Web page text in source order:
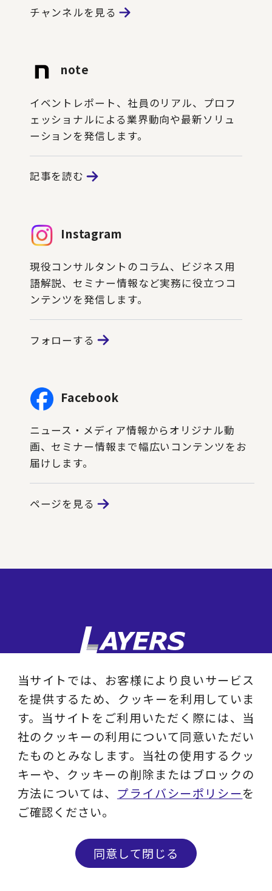
チャンネルを見る
note
イベントレポート、社員のリアル、プロフ
ェッショナルによる業界動向や最新ソリュ
ーションを発信します。
記事を読む
Instagram
現役コンサルタントのコラム、ビジネス用
語解説、セミナー情報など実務に役立つコ
ンテンツを発信します。
フォローする
Facebook
ニュース・メディア情報からオリジナル動
画、セミナー情報まで幅広いコンテンツをお
届けします。
ページを見る
企業情報
お知らせ
連載／寄稿／書籍
賢人倶楽部
コンサルティングサービス
当サイトでは、お客様により良いサービス
を提供するため、クッキーを利用していま
す。当サイトをご利用いただく際には、当
社のクッキーの利用について同意いただい
たものとみなします。当社の使用するクッ
キーや、クッキーの削除またはブロックの
方法については、 プライバシーポリシーを
ご確認ください。
同意して閉じる